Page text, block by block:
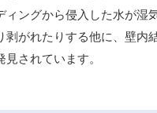
ィングから侵入した水が湿
剥がれたりする他に、壁内
されています。